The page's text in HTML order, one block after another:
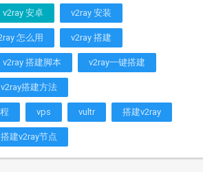
v2ray 安卓 v2ray 安装
怎么用 v2ray 搭建
v2ray 搭建脚本 v2ray一键搭建
v2ray搭建方法
vps vultr 搭建v2ray
搭建v2ray节点